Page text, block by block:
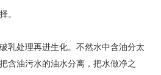
。
乳处理再进生化。不然水中含油分太
含油污水的油水分离，把水做净之